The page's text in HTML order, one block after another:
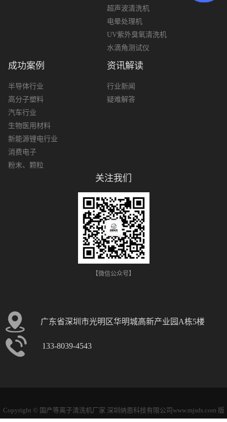
超声波清洗机
电晕处理机
UV紫外臭氧清洗机
水滴角测试仪
成功案例
半导体行业
高分子塑料
汽车行业
生物医用材料
新能源锂电行业
消费电子
粉末、颗粒
资讯解读
行业新闻
疑难解答
关注我们
【微信公众号】
广东省深圳市光明区华明城高新产业园A栋5楼
133-8039-4543
Copyright © 国产等离子清洗机厂家 深圳纳恩科技有限公司www.mjsds.com 版